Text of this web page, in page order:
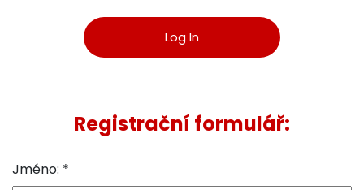
Registrační formulář:
Jméno: *